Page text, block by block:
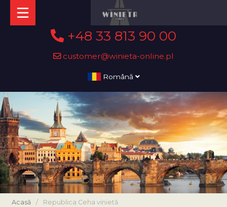
+48 33 813 90 00
customer@winieta-online.pl
Română
Acasă / Republica Ceha vinietă